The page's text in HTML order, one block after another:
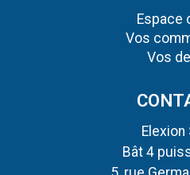
Espace
Vos
Vos
Elexion
Bât 4